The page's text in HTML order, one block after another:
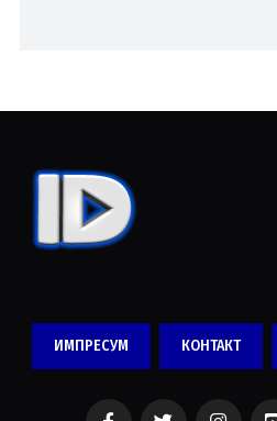
ИМПРЕСУМ КОНТАКТ